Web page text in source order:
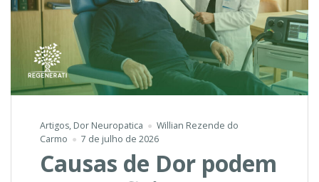
Artigos, Dor Neuropatica
Willian Rezende do
Carmo
7 de julho de 2026
Causas de Dor podem